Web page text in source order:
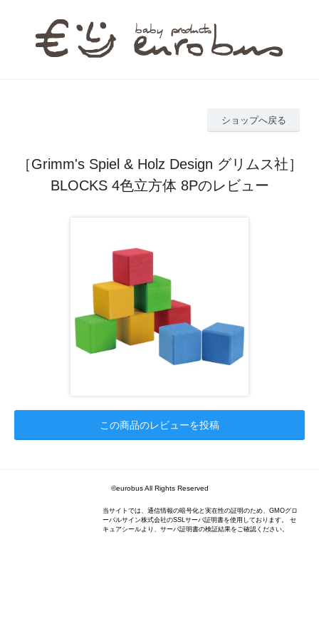
ショップへ戻る
［Grimm's Spiel & Holz Design グリムス社］
BLOCKS 4色立方体 8Pのレビュー
この商品のレビューを投稿
©eurobus All Rights Reserved
当サイトでは、通信情報の暗号化と実在性の証明のため、GMOグロ
ーバルサイン株式会社のSSLサーバ証明書を使用しております。 セ
キュアシールより、サーバ証明書の検証結果をご確認ください。